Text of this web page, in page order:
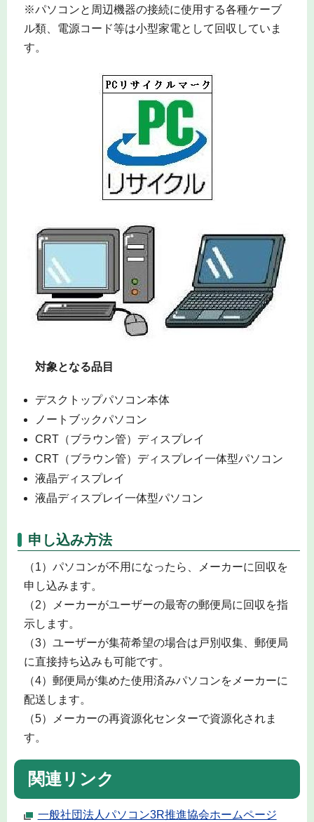
※パソコンと周辺機器の接続に使用する各種ケーブ
ル類、電源コード等は小型家電として回収していま
す。
対象となる品目
デスクトップパソコン本体
ノートブックパソコン
CRT（ブラウン管）ディスプレイ
CRT（ブラウン管）ディスプレイ一体型パソコン
液晶ディスプレイ
液晶ディスプレイ一体型パソコン
申し込み方法
（1）パソコンが不用になったら、メーカーに回収を
申し込みます。
（2）メーカーがユーザーの最寄の郵便局に回収を指
示します。
（3）ユーザーが集荷希望の場合は戸別収集、郵便局
に直接持ち込みも可能です。
（4）郵便局が集めた使用済みパソコンをメーカーに
配送します。
（5）メーカーの再資源化センターで資源化されま
す。
関連リンク
一般社団法人パソコン3R推進協会ホームページ